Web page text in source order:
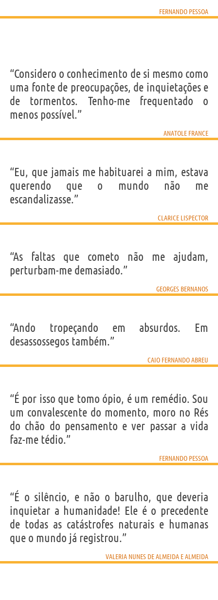
FERNANDO PESSOA
“Considero o conhecimento de si mesmo como
uma fonte de preocupações, de inquietações e
de tormentos. Tenho-me frequentado o
menos possível.”
ANATOLE FRANCE
“Eu, que jamais me habituarei a mim, estava
querendo que o mundo não me
escandalizasse.”
CLARICE LISPECTOR
“As faltas que cometo não me ajudam,
perturbam-me demasiado.”
GEORGES BERNANOS
“Ando tropeçando em absurdos. Em
desassossegos também.”
CAIO FERNANDO ABREU
“É por isso que tomo ópio, é um remédio. Sou
um convalescente do momento, moro no Rés
do chão do pensamento e ver passar a vida
faz-me tédio.”
FERNANDO PESSOA
“É o silêncio, e não o barulho, que deveria
inquietar a humanidade! Ele é o precedente
de todas as catástrofes naturais e humanas
que o mundo já registrou.”
VALERIA NUNES DE ALMEIDA E ALMEIDA